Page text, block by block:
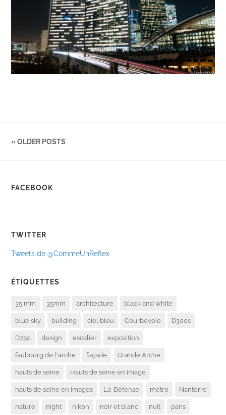
« OLDER POSTS
FACEBOOK
TWITTER
Tweets de @CommeUnReflex
ÉTIQUETTES
35 mm 35mm architecture black and white
blue sky building ciel bleu Courbevoie D300s
D750 design escalier exposition
faubourg de l'arche façade Grande Arche
hauts de seine Hauts de seine en image
hauts de seine en images La-Défense métro Nanterre
nature night nikon noir et blanc nuit paris